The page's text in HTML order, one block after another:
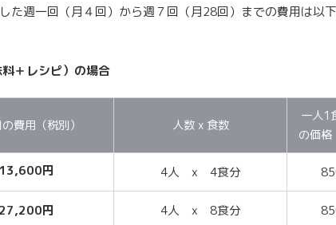
た週一回（月４回）から週７回（月28回）までの費用は以
＋レシピ）の場合
費用（税別） 人数 x 食数
一人1
の価格
13,600円 4人 x 4食分
27,200円 4人 x 8食分